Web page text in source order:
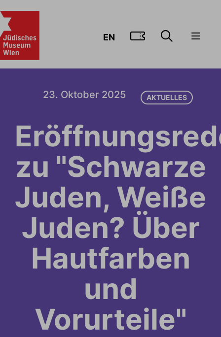
EN ZUM
23. Oktober 2025 AKTUELLES
zu "Schwarze
Juden, Weiße
Juden? Über
Hautfarben
und
Vorurteile"